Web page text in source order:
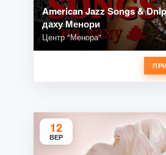
American Jazz Songs &
даху Менори
Центр "Менора"
12
ВЕР